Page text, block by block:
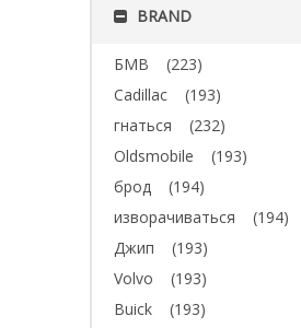
BRAND
БМВ
(223)
Cadillac
(193)
гнаться
(232)
Oldsmobile
(193)
брод
(194)
изворачиваться
(194)
Джип
(193)
Volvo
(193)
Buick
(193)